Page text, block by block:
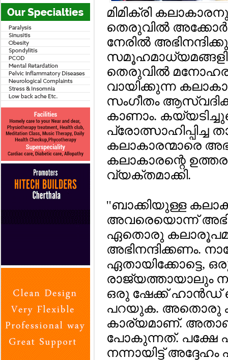
മിമിക്രി
തെരുവില്‍
നേരില്‍
തെരുവില്‍
വായിക്കുന്ന
സംഗീതം
കാണാം.
പ്രോത്സാഹിപ്പിച്ച
കലാകാരന്മാരെ
കലാകാരന്റെ
വ്യക്തമാക്കി.
''ബാക്കിയുള്ള
അവരെയൊന്ന്
ഏതൊരു
അഭിനന്ദിക്കണം.
ഏതായിക്കോട്ടെ,
രാജ്യത്തായാലും
ഒരു ഷേക്ക്
പറയുക. അതൊരു
കാര്യമാണ്.
പോകുന്നത്. പക്ഷേ
നന്നായിട്ട്